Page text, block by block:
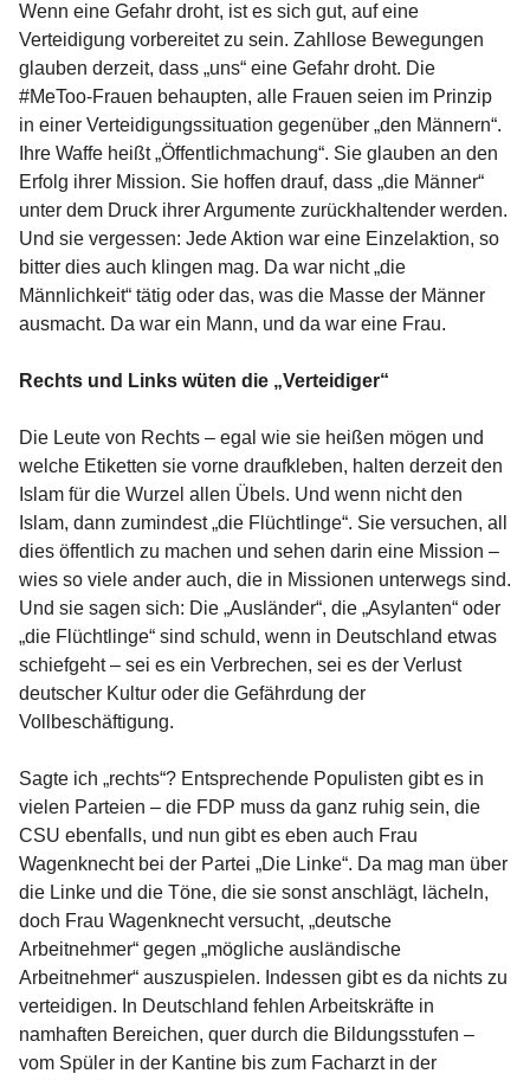
Wenn eine Gefahr droht, ist es sich gut, auf eine
Verteidigung vorbereitet zu sein. Zahllose Bewegungen
glauben derzeit, dass „uns“ eine Gefahr droht. Die
#MeToo-Frauen behaupten, alle Frauen seien im Prinzip
in einer Verteidigungssituation gegenüber „den Männern“.
Ihre Waffe heißt „Öffentlichmachung“. Sie glauben an den
Erfolg ihrer Mission. Sie hoffen drauf, dass „die Männer“
unter dem Druck ihrer Argumente zurückhaltender werden.
Und sie vergessen: Jede Aktion war eine Einzelaktion, so
bitter dies auch klingen mag. Da war nicht „die
Männlichkeit“ tätig oder das, was die Masse der Männer
ausmacht. Da war ein Mann, und da war eine Frau.
Rechts und Links wüten die „Verteidiger“
Die Leute von Rechts – egal wie sie heißen mögen und
welche Etiketten sie vorne draufkleben, halten derzeit den
Islam für die Wurzel allen Übels. Und wenn nicht den
Islam, dann zumindest „die Flüchtlinge“. Sie versuchen, all
dies öffentlich zu machen und sehen darin eine Mission –
wies so viele ander auch, die in Missionen unterwegs sind.
Und sie sagen sich: Die „Ausländer“, die „Asylanten“ oder
„die Flüchtlinge“ sind schuld, wenn in Deutschland etwas
schiefgeht – sei es ein Verbrechen, sei es der Verlust
deutscher Kultur oder die Gefährdung der
Vollbeschäftigung.
Sagte ich „rechts“? Entsprechende Populisten gibt es in
vielen Parteien – die FDP muss da ganz ruhig sein, die
CSU ebenfalls, und nun gibt es eben auch Frau
Wagenknecht bei der Partei „Die Linke“. Da mag man über
die Linke und die Töne, die sie sonst anschlägt, lächeln,
doch Frau Wagenknecht versucht, „deutsche
Arbeitnehmer“ gegen „mögliche ausländische
Arbeitnehmer“ auszuspielen. Indessen gibt es da nichts zu
verteidigen. In Deutschland fehlen Arbeitskräfte in
namhaften Bereichen, quer durch die Bildungsstufen –
vom Spüler in der Kantine bis zum Facharzt in der